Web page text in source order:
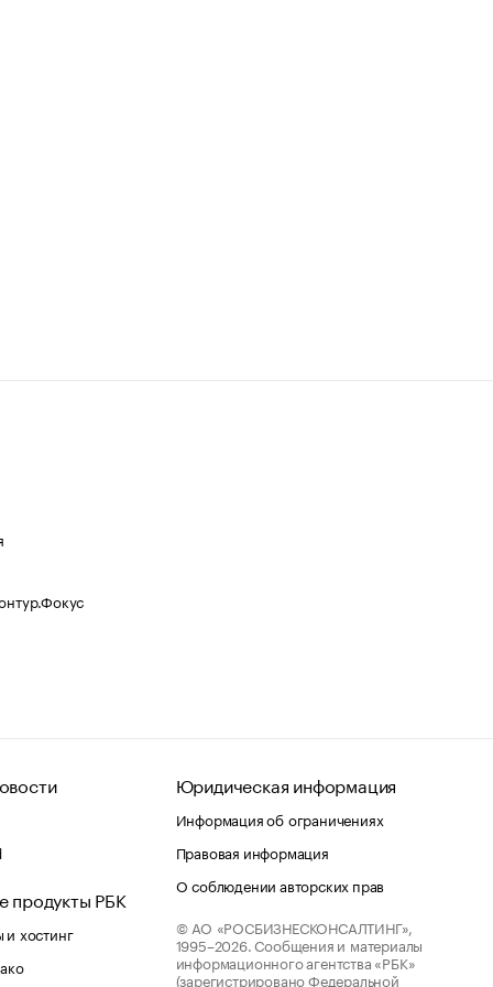
продукты РБК
хостинг
Юридическая информация
Информация об ограничениях
Правовая информация
О соблюдении авторских прав
© АО «РОСБИЗНЕСКОНСАЛТИНГ»,
1995–2026. Сообщения и материалы
информационного агентства «РБК»
(зарегистрировано Федеральной